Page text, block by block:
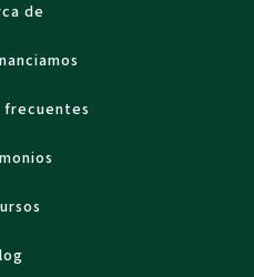
de
frecuentes